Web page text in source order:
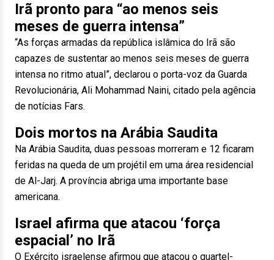
Irã pronto para “ao menos seis
meses de guerra intensa”
“As forças armadas da república islâmica do Irã são
capazes de sustentar ao menos seis meses de guerra
intensa no ritmo atual”, declarou o porta-voz da Guarda
Revolucionária, Ali Mohammad Naini, citado pela agência
de notícias Fars.
Dois mortos na Arábia Saudita
Na Arábia Saudita, duas pessoas morreram e 12 ficaram
feridas na queda de um projétil em uma área residencial
de Al-Jarj. A província abriga uma importante base
americana.
Israel afirma que atacou ‘força
espacial’ no Irã
O Exército israelense afirmou que atacou o quartel-